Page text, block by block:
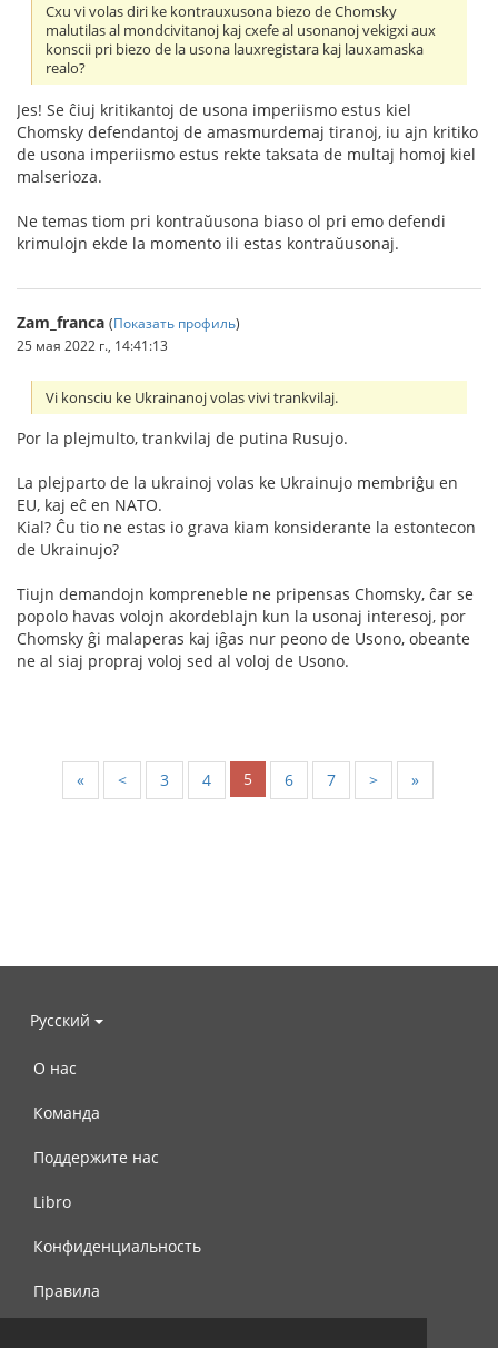
Cxu vi volas diri ke kontrauxusona biezo de Chomsky
malutilas al mondcivitanoj kaj cxefe al usonanoj vekigxi aux
konscii pri biezo de la usona lauxregistara kaj lauxamaska
realo?
Jes! Se ĉiuj kritikantoj de usona imperiismo estus kiel
Chomsky defendantoj de amasmurdemaj tiranoj, iu ajn kritiko
de usona imperiismo estus rekte taksata de multaj homoj kiel
malserioza.
Ne temas tiom pri kontraŭusona biaso ol pri emo defendi
krimulojn ekde la momento ili estas kontraŭusonaj.
Zam_franca (Показать профиль)
25 мая 2022 г., 14:41:13
Vi konsciu ke Ukrainanoj volas vivi trankvilaj.
Por la plejmulto, trankvilaj de putina Rusujo.
La plejparto de la ukrainoj volas ke Ukrainujo membriĝu en
EU, kaj eĉ en NATO.
Kial? Ĉu tio ne estas io grava kiam konsiderante la estontecon
de Ukrainujo?
Tiujn demandojn kompreneble ne pripensas Chomsky, ĉar se
popolo havas volojn akordeblajn kun la usonaj interesoj, por
Chomsky ĝi malaperas kaj iĝas nur peono de Usono, obeante
ne al siaj propraj voloj sed al voloj de Usono.
« < 3 4 5 6 7 > »
Русский
О нас
Команда
Поддержите нас
Libro
Конфиденциальность
Правила